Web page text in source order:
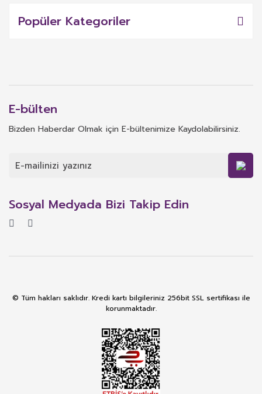
Popüler Kategoriler
E-bülten
Bizden Haberdar Olmak için E-bültenimize Kaydolabilirsiniz.
Sosyal Medyada Bizi Takip Edin
© Tüm hakları saklıdır. Kredi kartı bilgileriniz 256bit SSL sertifikası ile
korunmaktadır.